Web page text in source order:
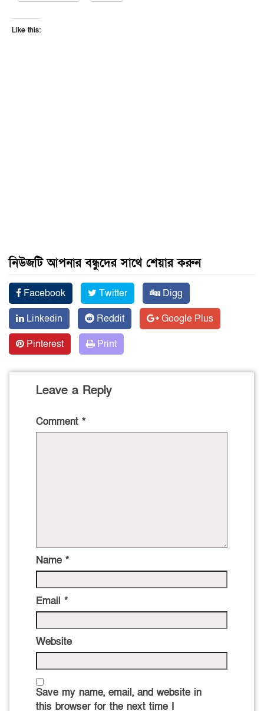
Like this:
নিউজটি আপনার বন্ধুদের সাথে শেয়ার করুন
Facebook Twitter
Digg
Linkedin
Reddit
Google Plus
Pinterest
Print
Leave a Reply
Comment *
Name *
Email *
Website
Save my name, email, and website in
this browser for the next time I